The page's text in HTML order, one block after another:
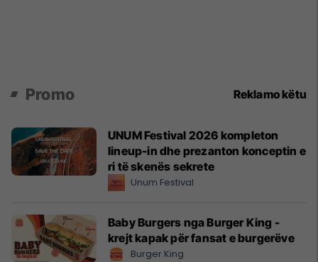
Promo Reklamo këtu
UNUM Festival 2026 kompleton
lineup-in dhe prezanton konceptin e
ri të skenës sekrete
Unum Festival
Baby Burgers nga Burger King -
krejt kapak për fansat e burgerëve
Burger King